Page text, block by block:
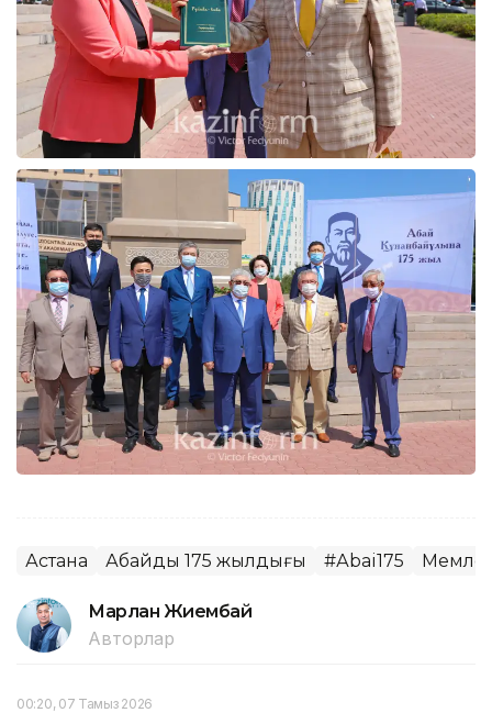
Астана Абайдың 175 жылдығы #Аbai175
Марлан Жиембай
Авторлар
00:20, 07 Тамыз 2026